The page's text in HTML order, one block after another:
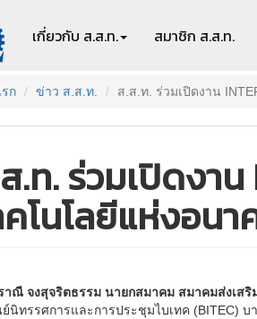
เกี่ยวกับ ส.ส.ท. สมาชิก ส.ส.ท.
ก ข่าว ส.ส.ท. ส.ส.ท. ร่วมเปิดงาน
.ท. ร่วมเปิดงา
คโนโลยีแห่งอน
าณี จงสุจริตธรรม นายกสมาคม สมาคมส่งเส
นิทรรศการและการประชุมไบเทค (BITEC) บ